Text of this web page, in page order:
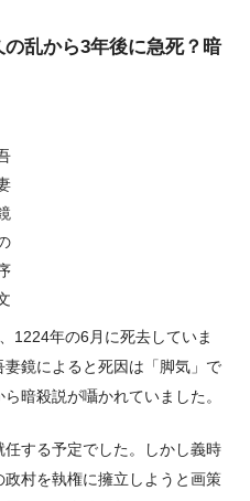
乱から3年後に急死？暗
1224年の6月に死去していま
鏡によると死因は「脚気」で
暗殺説が囁かれていました。
する予定でした。しかし義時
村を執権に擁立しようと画策